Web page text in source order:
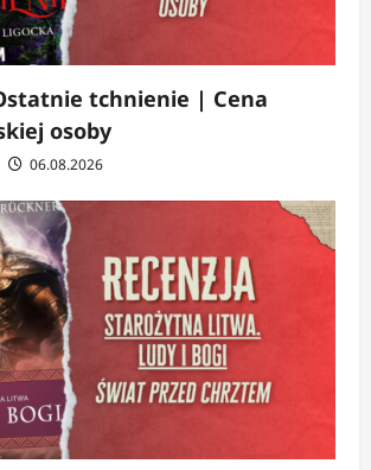
Ostatnie tchnienie | Cena
osoby
06.08.2026